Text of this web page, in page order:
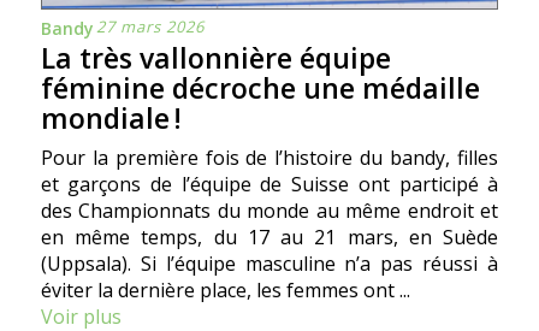
Bandy27 mars 2026
La très vallonnière équipe
féminine décroche une médaille
mondiale !
Pour la première fois de l’histoire du bandy, filles
et garçons de l’équipe de Suisse ont participé à
des Championnats du monde au même endroit et
en même temps, du 17 au 21 mars, en Suède
(Uppsala). Si l’équipe masculine n’a pas réussi à
éviter la dernière place, les femmes ont ...
Voir plus